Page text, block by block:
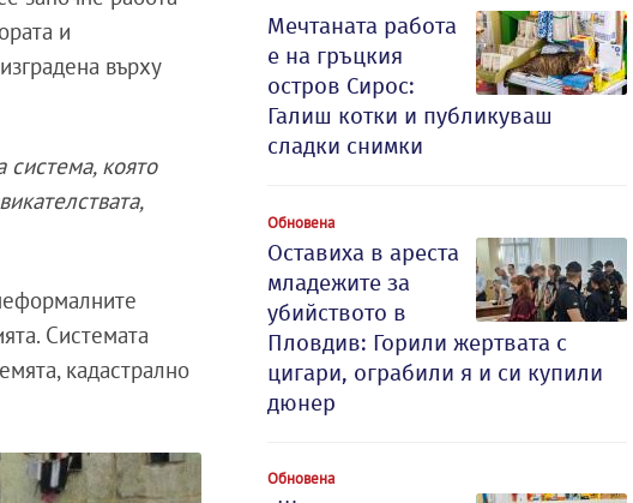
и
върху
която
Системата
кадастрално
Мечтаната работа
е на гръцкия
остров Сирос:
Галиш котки и публикуваш
сладки снимки
Обновена
Оставиха в ареста
младежите за
убийството в
Пловдив: Горили жертвата с
цигари, ограбили я и си купили
дюнер
Обновена